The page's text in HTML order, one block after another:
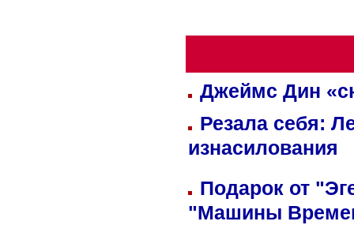
Джеймс Дин
Резала себя:
изнасилования
Подарок от
"Машины